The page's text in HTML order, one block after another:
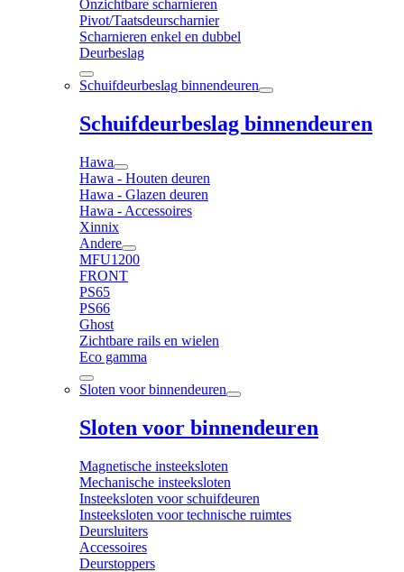
Onzichtbare scharnieren
Pivot/Taatsdeurscharnier
Scharnieren enkel en dubbel
Deurbeslag
Schuifdeurbeslag binnendeuren
Schuifdeurbeslag binnendeuren
Hawa
Hawa - Houten deuren
Hawa - Glazen deuren
Hawa - Accessoires
Xinnix
Andere
MFU1200
FRONT
PS65
PS66
Ghost
Zichtbare rails en wielen
Eco gamma
Sloten voor binnendeuren
Sloten voor binnendeuren
Magnetische insteeksloten
Mechanische insteeksloten
Insteeksloten voor schuifdeuren
Insteeksloten voor technische ruimtes
Deursluiters
Accessoires
Deurstoppers